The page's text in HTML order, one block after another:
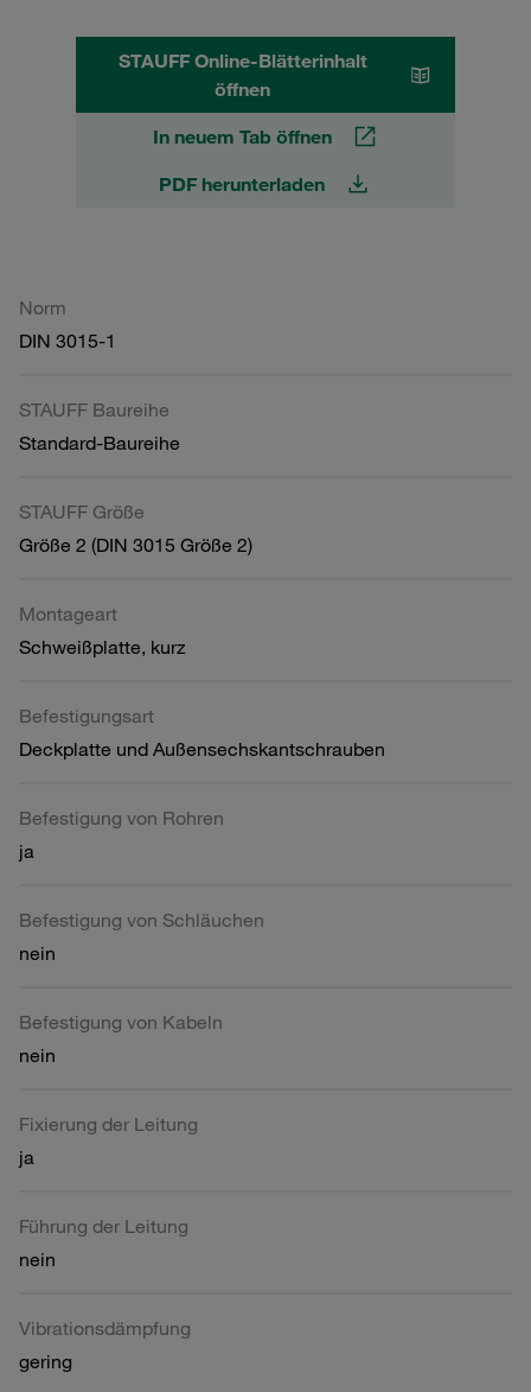
STAUFF Online-Blätterinhalt
öffnen
In neuem Tab öffnen
PDF herunterladen
Norm
DIN 3015-1
STAUFF Baureihe
Standard-Baureihe
STAUFF Größe
Größe 2 (DIN 3015 Größe 2)
Montageart
Schweißplatte, kurz
Befestigungsart
Deckplatte und Außensechskantschrauben
Befestigung von Rohren
ja
Befestigung von Schläuchen
nein
Befestigung von Kabeln
nein
Fixierung der Leitung
ja
Führung der Leitung
nein
Vibrationsdämpfung
gering